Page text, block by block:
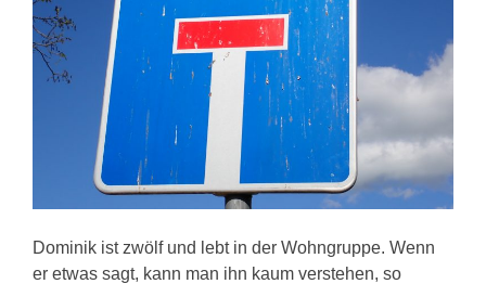
Dominik ist zwölf und lebt in der Wohngruppe. Wenn
er etwas sagt, kann man ihn kaum verstehen, so